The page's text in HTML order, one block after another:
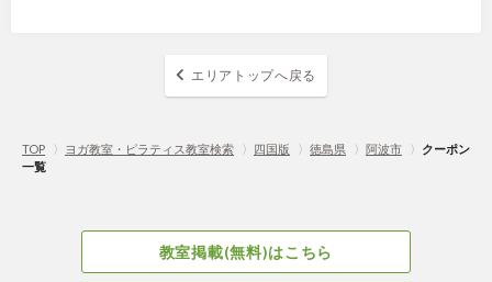
エリアトップへ戻る
TOP 〉 ヨガ教室・ピラティス教室検索 〉 四国版 〉 徳島県 〉 阿波市 〉 クーポン
一覧
教室掲載(無料)はこちら